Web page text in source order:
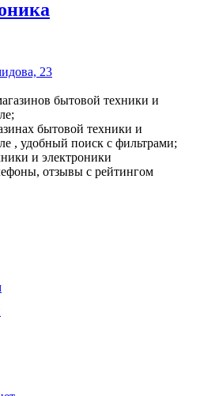
23
бытовой техники и
бытовой техники и
, удобный поиск с фильтрами;
и электроники
отзывы с рейтингом